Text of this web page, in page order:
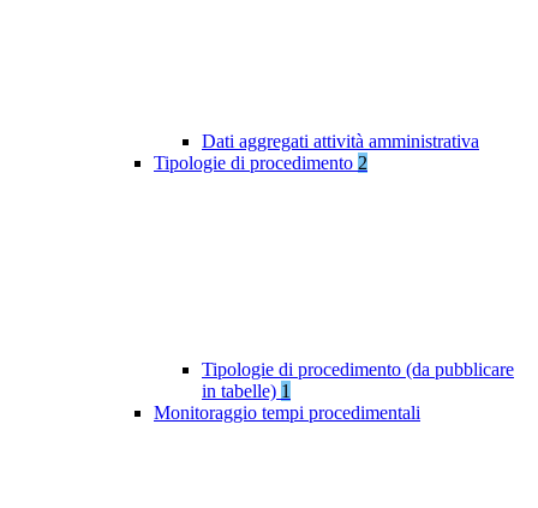
Dati aggregati attività amministrativa
Tipologie di procedimento 2
Tipologie di procedimento (da pubblicare
in tabelle) 1
Monitoraggio tempi procedimentali